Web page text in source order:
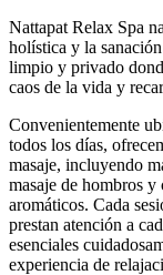
Nattapat Relax Spa
holística y la
limpio y privado
caos de la vida y
Convenientemente
todos los días,
masaje, incluyendo
masaje de hombros y
aromáticos. Cada
prestan atención a
esenciales
experiencia de